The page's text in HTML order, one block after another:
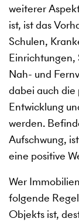
weiterer
ist, ist das
Schulen,
Nah- und
dabei auch
Entwicklung
werden.
Aufschwung,
eine positive
Wer
folgende
Objekts ist,